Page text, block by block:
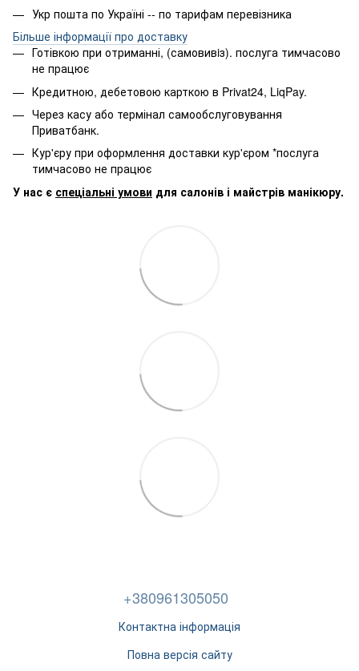
Укр пошта по Україні -- по тарифам перевізника
Більше інформації про доставку
Готівкою при отриманні, (самовивiз). послуга тимчасово
не працює
Кредитною, дебетовою карткою в Privat24, LiqPay.
Через касу або термінал самообслуговування
Приватбанк.
Кур'єру при оформлення доставки кур'єром *послуга
тимчасово не працює
У нас є спеціальні умови для салонів і майстрів манікюру.
+380961305050
Контактна інформація
Повна версія сайту